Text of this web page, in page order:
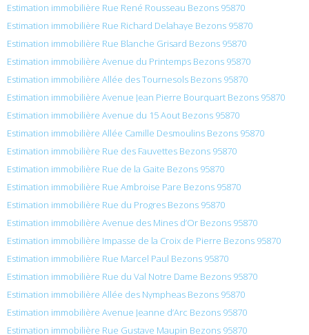
Estimation immobilière Rue René Rousseau Bezons 95870
Estimation immobilière Rue Richard Delahaye Bezons 95870
Estimation immobilière Rue Blanche Grisard Bezons 95870
Estimation immobilière Avenue du Printemps Bezons 95870
Estimation immobilière Allée des Tournesols Bezons 95870
Estimation immobilière Avenue Jean Pierre Bourquart Bezons 95870
Estimation immobilière Avenue du 15 Aout Bezons 95870
Estimation immobilière Allée Camille Desmoulins Bezons 95870
Estimation immobilière Rue des Fauvettes Bezons 95870
Estimation immobilière Rue de la Gaite Bezons 95870
Estimation immobilière Rue Ambroise Pare Bezons 95870
Estimation immobilière Rue du Progres Bezons 95870
Estimation immobilière Avenue des Mines d’Or Bezons 95870
Estimation immobilière Impasse de la Croix de Pierre Bezons 95870
Estimation immobilière Rue Marcel Paul Bezons 95870
Estimation immobilière Rue du Val Notre Dame Bezons 95870
Estimation immobilière Allée des Nympheas Bezons 95870
Estimation immobilière Avenue Jeanne d’Arc Bezons 95870
Estimation immobilière Rue Gustave Maupin Bezons 95870